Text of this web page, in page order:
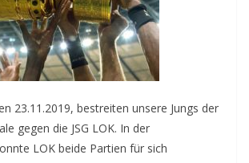
23.11.2019, bestreiten unsere Jungs der
gegen die JSG LOK. In der
LOK beide Partien für sich